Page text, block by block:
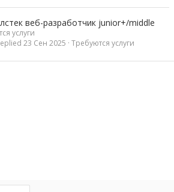
веб-разработчик junior+/middle
услуги
Требуются услуги
23 Сен 2025